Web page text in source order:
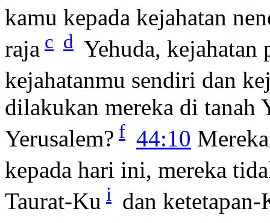
kamu kepada kejahatan
raja c d Yehuda, kejahatan
kejahatanmu sendiri dan
dilakukan mereka di tanah
Yerusalem? f 44:10
kepada hari ini, mereka
Taurat-Ku i dan ketetapan-